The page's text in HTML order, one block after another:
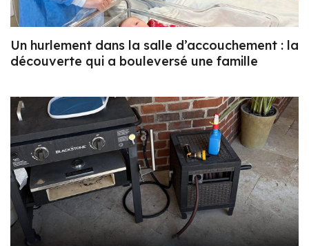
Un hurlement dans la salle d’accouchement : la
découverte qui a bouleversé une famille